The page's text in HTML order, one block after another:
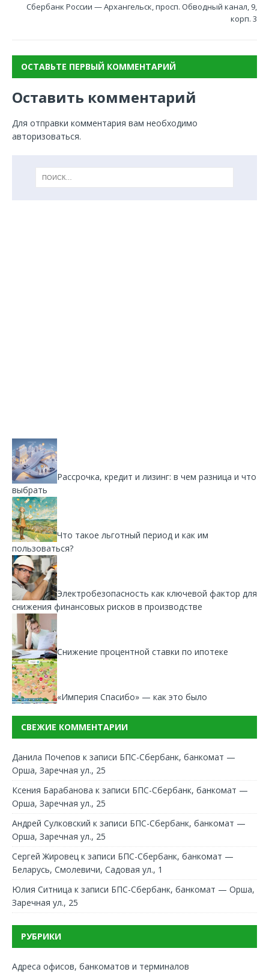
Сбербанк России — Архангельск, просп. Обводный канал, 9,
корп. 3
ОСТАВЬТЕ ПЕРВЫЙ КОММЕНТАРИЙ
Оставить комментарий
Для отправки комментария вам необходимо
авторизоваться.
Рассрочка, кредит и лизинг: в чем разница и что
выбрать
Что такое льготный период и как им
пользоваться?
Электробезопасность как ключевой фактор для
снижения финансовых рисков в производстве
Снижение процентной ставки по ипотеке
«Империя Спасибо» — как это было
СВЕЖИЕ КОММЕНТАРИИ
Данила Почепов к записи БПС-Сбербанк, банкомат —
Орша, Заречная ул., 25
Ксения Барабанова к записи БПС-Сбербанк, банкомат —
Орша, Заречная ул., 25
Андрей Сулковский к записи БПС-Сбербанк, банкомат —
Орша, Заречная ул., 25
Сергей Жировец к записи БПС-Сбербанк, банкомат —
Беларусь, Смолевичи, Садовая ул., 1
Юлия Ситница к записи БПС-Сбербанк, банкомат — Орша,
Заречная ул., 25
РУБРИКИ
Адреса офисов, банкоматов и терминалов